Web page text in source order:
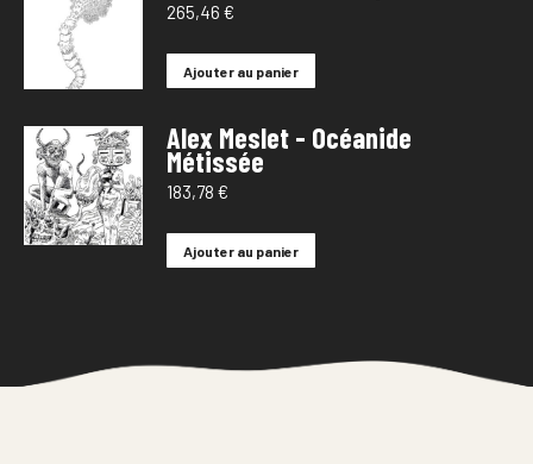
265,46 €
Ajouter au panier
Alex Meslet - Océanide
Métissée
183,78 €
Ajouter au panier